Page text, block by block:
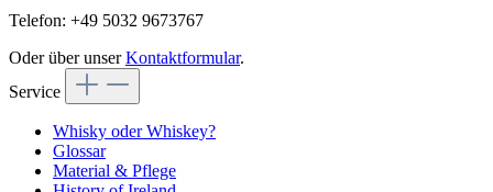
Telefon: +49 5032 9673767
Oder über unserKontaktformular.
Service
Whisky oder Whiskey?
Glossar
Material & Pflege